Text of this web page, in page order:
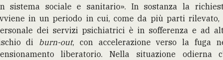
sistema sociale e sanitario». In sostanza la
in un periodo in cui, come da più parti
dei servizi psichiatrici è in sofferenza e ad
di burn-out, con accelerazione verso la fuga
liberatorio. Nella situazione odierna